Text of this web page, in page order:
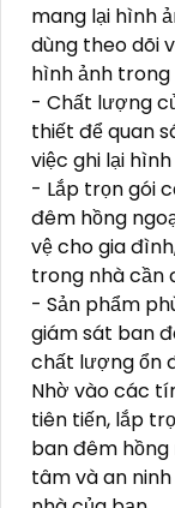
mang lại hình
dùng theo dõi
hình ảnh
- Chất lượng
thiết để quan
việc ghi lại
- Lắp trọn gói
đêm hồng
vệ cho gia
trong nhà cần
- Sản phẩm
giám sát ban
chất lượng ổn
Nhờ vào các
tiên tiến, lắp
ban đêm hồng
tâm và an